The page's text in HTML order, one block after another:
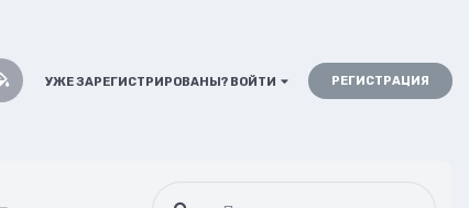
УЖЕ ЗАРЕГИСТРИРОВАНЫ? ВОЙТИ РЕГИСТРАЦИЯ